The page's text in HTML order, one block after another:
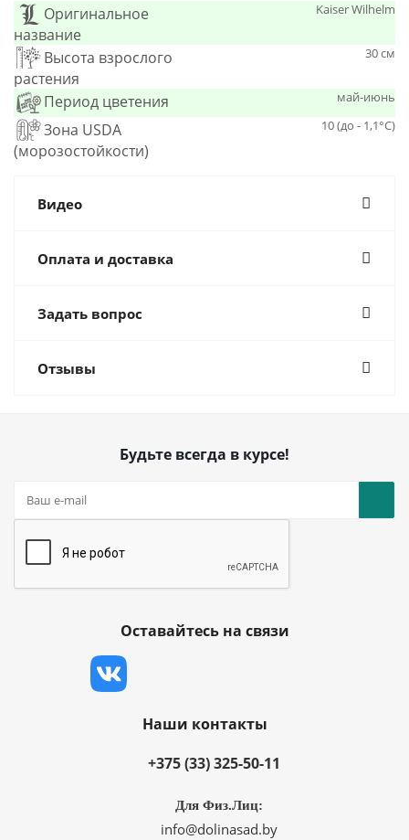
Оригинальное
название
Kaiser Wilhelm
Высота взрослого
растения
30 см
Период цветения май-июнь
Зона USDA
(морозостойкости)
10 (до - 1,1°С)
Видео
Оплата и доставка
Задать вопрос
Отзывы
Будьте всегда в курсе!
Оставайтесь на связи
Наши контакты
+375 (33) 325-50-11
Для Физ.Лиц:
info@dolinasad.by